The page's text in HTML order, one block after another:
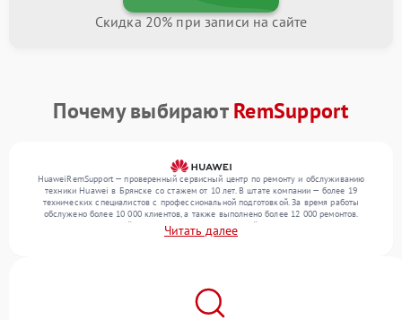
Скидка 20% при записи на сайте
Почему выбираютRemSupport
HuaweiRemSupport — проверенный сервисный центр по ремонту и обслуживанию
техники Huawei в Брянске со стажем от 10 лет. В штате компании — более 19
технических специалистов с профессиональной подготовкой. За время работы
обслужено более 10 000 клиентов, а также выполнено более 12 000 ремонтов.
Ежемесячно в сервисный центр поступает от 300 устройств, включая , , . Мы беремся
за задачи любой сложности и обеспечиваем надежный результат благодаря
Читать далее